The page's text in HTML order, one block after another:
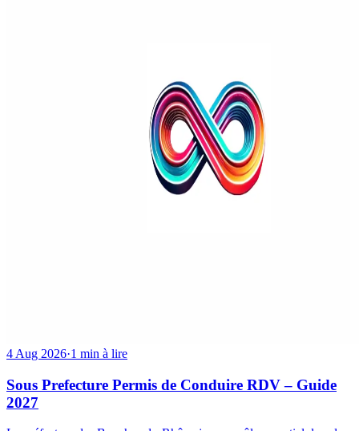
4 Aug 2026·1 min à lire
Sous Prefecture Permis de Conduire RDV – Guide
2027